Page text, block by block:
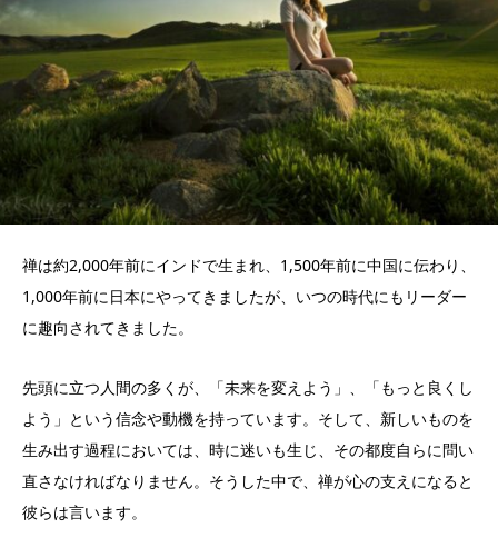
禅は約2,000年前にインドで生まれ、1,500年前に中国に伝わり、
1,000年前に日本にやってきましたが、いつの時代にもリーダー
に趣向されてきました。
先頭に立つ人間の多くが、「未来を変えよう」、「もっと良くし
よう」という信念や動機を持っています。そして、新しいものを
生み出す過程においては、時に迷いも生じ、その都度自らに問い
直さなければなりません。そうした中で、禅が心の支えになると
彼らは言います。